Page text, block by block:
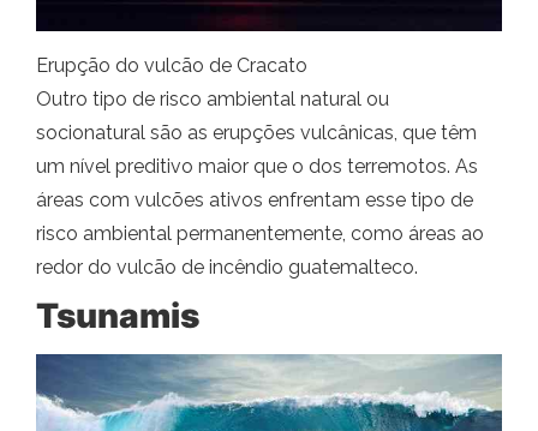
Erupção do vulcão de Cracato
Outro tipo de risco ambiental natural ou
socionatural são as erupções vulcânicas, que têm
um nível preditivo maior que o dos terremotos. As
áreas com vulcões ativos enfrentam esse tipo de
risco ambiental permanentemente, como áreas ao
redor do vulcão de incêndio guatemalteco.
Tsunamis